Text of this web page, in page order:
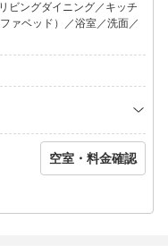
イン
野菜スープなど
ングダイニング／キッチ
ァベッド）／浴室／洗面／
空室・料金確認